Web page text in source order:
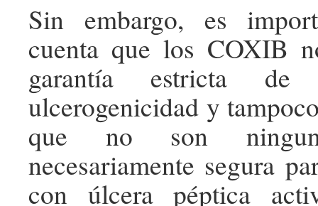
Sin embargo, es
cuenta que los COXIB
garantía estricta de
ulcerogenicidad y
que no son
necesariamente segura
con úlcera péptica